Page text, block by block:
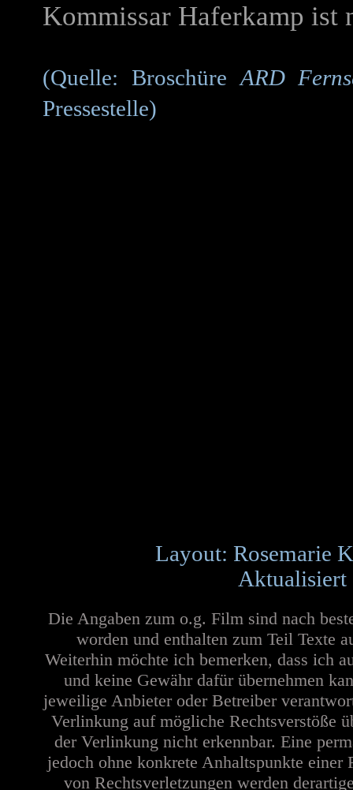
Kommissar Haferkamp ist
(Quelle: Broschüre ARD
Pressestelle)
Layout: Rosemarie
Aktualisiert
Die Angaben zum o.g. Film sind nach
worden und enthalten zum Teil Texte
Weiterhin möchte ich bemerken, dass ich
und keine Gewähr dafür übernehmen
jeweilige Anbieter oder Betreiber
Verlinkung auf mögliche Rechtsverstöße
der Verlinkung nicht erkennbar. Eine
jedoch ohne konkrete Anhaltspunkte
von Rechtsverletzungen werden